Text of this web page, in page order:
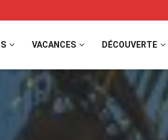
VACANCES DÉCOUVERTE